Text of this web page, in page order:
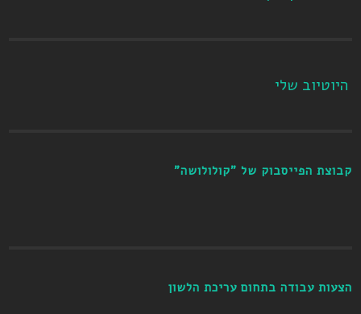
היוטיוב שלי
קבוצת הפייסבוק של "קולולושה"
הצעות עבודה בתחום עריכת הלשון